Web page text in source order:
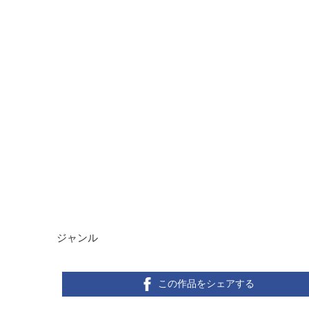
ジャンル
この作品をシェアする